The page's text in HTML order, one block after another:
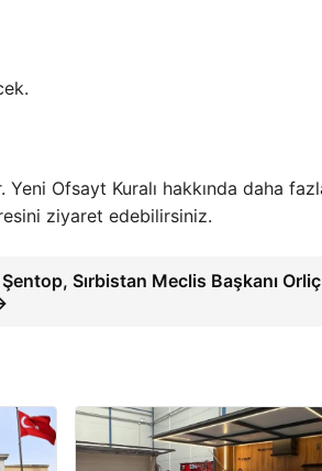
Yeni Ofsayt Kuralı hakkında daha
ziyaret edebilirsiniz.
Sırbistan Meclis Başkanı